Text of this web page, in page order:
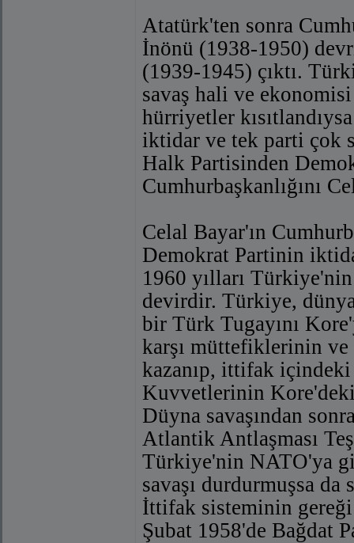
Atatürk'ten sonra
İnönü (1938-1950)
(1939-1945) çıktı.
savaş hali ve
hürriyetler
iktidar ve tek parti çok
Halk Partisinden
Cumhurbaşkanlığını
Celal Bayar'ın
Demokrat Partinin
1960 yılları
devirdir. Türkiye,
bir Türk Tugayını
karşı müttefiklerinin
kazanıp, ittifak
Kuvvetlerinin Kore'deki
Düyna savaşından
Atlantik Antlaşması
Türkiye'nin NATO'ya
savaşı durdurmuşsa
İttifak sisteminin gereği
Şubat 1958'de Bağdat